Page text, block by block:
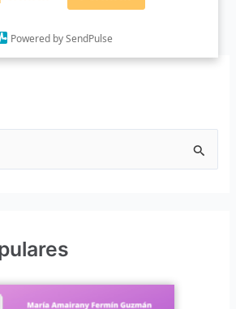
Powered by SendPulse